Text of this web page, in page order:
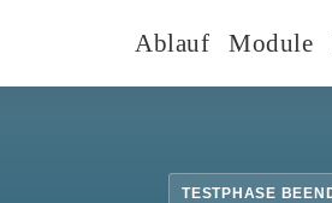
Ablauf Module
TESTPHASE